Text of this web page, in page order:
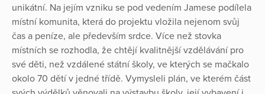
unikátní. Na jejím vzniku se pod vedením Jamese podílela
místní komunita, která do projektu vložila nejenom svůj
čas a peníze, ale především srdce. Více než stovka
místních se rozhodla, že chtějí kvalitnější vzdělávání pro
své děti, než vzdálené státní školy, ve kterých se mačkalo
okolo 70 dětí v jedné třídě. Vymysleli plán, ve kterém část